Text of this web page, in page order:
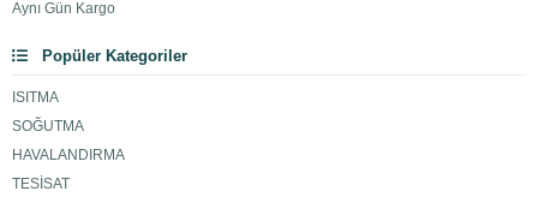
Aynı Gün Kargo
Popüler Kategoriler
ISITMA
SOĞUTMA
HAVALANDIRMA
TESİSAT